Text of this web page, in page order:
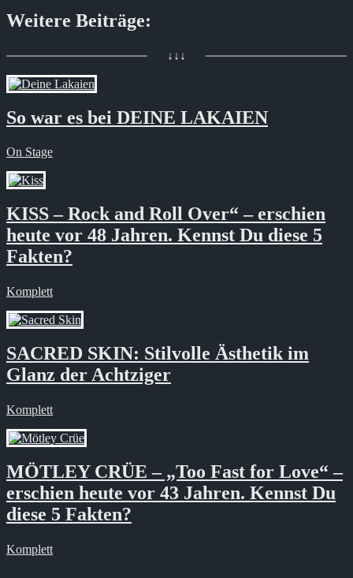
Weitere Beiträge:
↓↓↓
So war es bei DEINE LAKAIEN
On Stage
KISS – Rock and Roll Over“ – erschien
heute vor 48 Jahren. Kennst Du diese 5
Fakten?
Komplett
SACRED SKIN: Stilvolle Ästhetik im
Glanz der Achtziger
Komplett
MÖTLEY CRÜE – „Too Fast for Love“ –
erschien heute vor 43 Jahren. Kennst Du
diese 5 Fakten?
Komplett